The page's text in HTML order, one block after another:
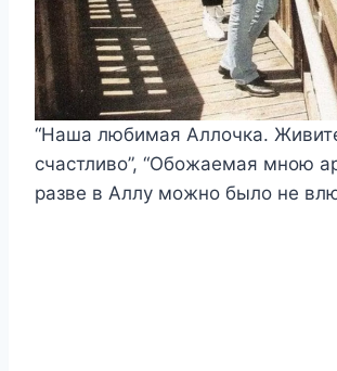
“Наша любимая Аллочка.
счастливо”, “Обожаемая мною
разве в Аллу можно было не